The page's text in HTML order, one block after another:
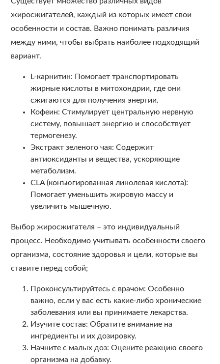
жиросжигателей, каждый из которых имеет свои
особенности и состав. Важно понимать различия
между ними, чтобы выбрать наиболее подходящий
вариант.
L-карнитин: Помогает транспортировать
жирные кислоты в митохондрии, где они
сжигаются для получения энергии.
Кофеин: Стимулирует центральную нервную
систему, повышает энергию и способствует
термогенезу.
Экстракт зеленого чая: Содержит
антиоксиданты и вещества, ускоряющие
метаболизм.
CLA (конъюгированная линолевая кислота):
Помогает уменьшить жировую массу и
увеличить мышечную.
Выбор жиросжигателя – это индивидуальный
процесс. Необходимо учитывать особенности своего
организма, состояние здоровья и цели, которые вы
ставите перед собой;
Проконсультируйтесь с врачом: Особенно
важно, если у вас есть какие-либо хронические
заболевания или вы принимаете лекарства.
Изучите состав: Обратите внимание на
ингредиенты и их дозировку.
Начните с малых доз: Оцените реакцию своего
организма на добавку.